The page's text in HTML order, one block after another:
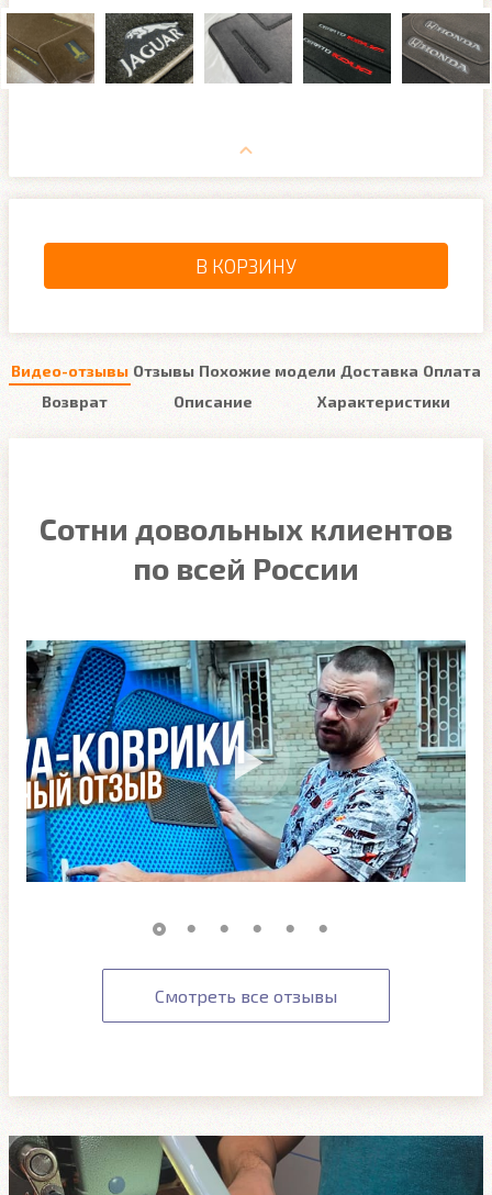
В КОРЗИНУ
Видео-отзывы Отзывы Похожие модели Доставка Оплата
Возврат
Описание Характеристики
Сотни довольных клиентов
по всей России
Смотреть все отзывы